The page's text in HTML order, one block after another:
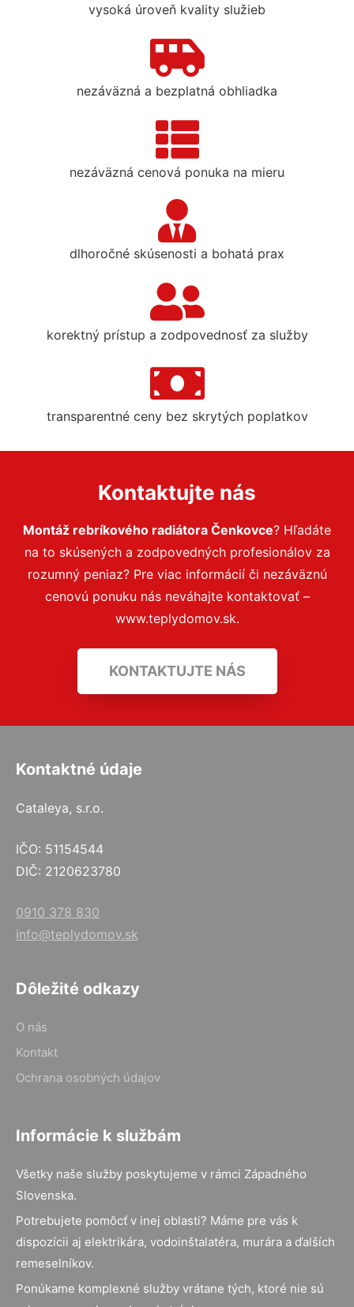
vysoká úroveň kvality služieb
nezáväzná a bezplatná obhliadka
nezáväzná cenová ponuka na mieru
dlhoročné skúsenosti a bohatá prax
korektný prístup a zodpovednosť za služby
transparentné ceny bez skrytých poplatkov
Kontaktujte nás
Montáž rebríkového radiátora Čenkovce? Hľadáte
na to skúsených a zodpovedných profesionálov za
rozumný peniaz? Pre viac informácií či nezáväznú
cenovú ponuku nás neváhajte kontaktovať –
www.teplydomov.sk.
KONTAKTUJTE NÁS
Kontaktné údaje
Cataleya, s.r.o.
IČO: 51154544
DIČ: 2120623780
0910 378 830
info@teplydomov.sk
Dôležité odkazy
O nás
Kontakt
Ochrana osobných údajov
Informácie k službám
Všetky naše služby poskytujeme v rámci Západného
Slovenska.
Potrebujete pomôcť v inej oblasti? Máme pre vás k
dispozícii aj elektrikára, vodoinštalatéra, murára a ďalších
remeselníkov.
Ponúkame komplexné služby vrátane tých, ktoré nie sú